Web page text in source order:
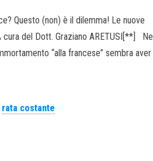
Questo (non) è il dilemma! Le nuove
del Dott. Graziano ARETUSI[**] Nel
“alla francese” sembra aver
rata costante